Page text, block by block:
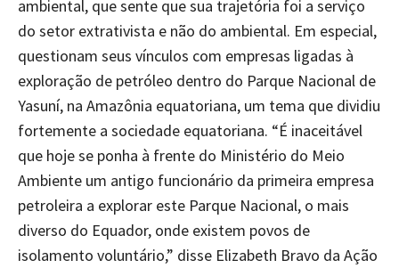
ambiental, que sente que sua trajetória foi a serviço
do setor extrativista e não do ambiental. Em especial,
questionam seus vínculos com empresas ligadas à
exploração de petróleo dentro do Parque Nacional de
Yasuní, na Amazônia equatoriana, um tema que dividiu
fortemente a sociedade equatoriana. “É inaceitável
que hoje se ponha à frente do Ministério do Meio
Ambiente um antigo funcionário da primeira empresa
petroleira a explorar este Parque Nacional, o mais
diverso do Equador, onde existem povos de
isolamento voluntário,” disse Elizabeth Bravo da Ação